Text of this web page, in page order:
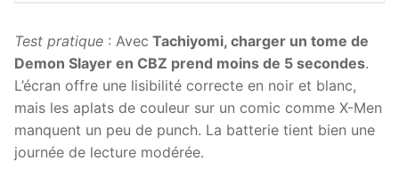
Test pratique : Avec Tachiyomi, charger un tome de
Demon Slayer en CBZ prend moins de 5 secondes.
L’écran offre une lisibilité correcte en noir et blanc,
mais les aplats de couleur sur un comic comme X-Men
manquent un peu de punch. La batterie tient bien une
journée de lecture modérée.